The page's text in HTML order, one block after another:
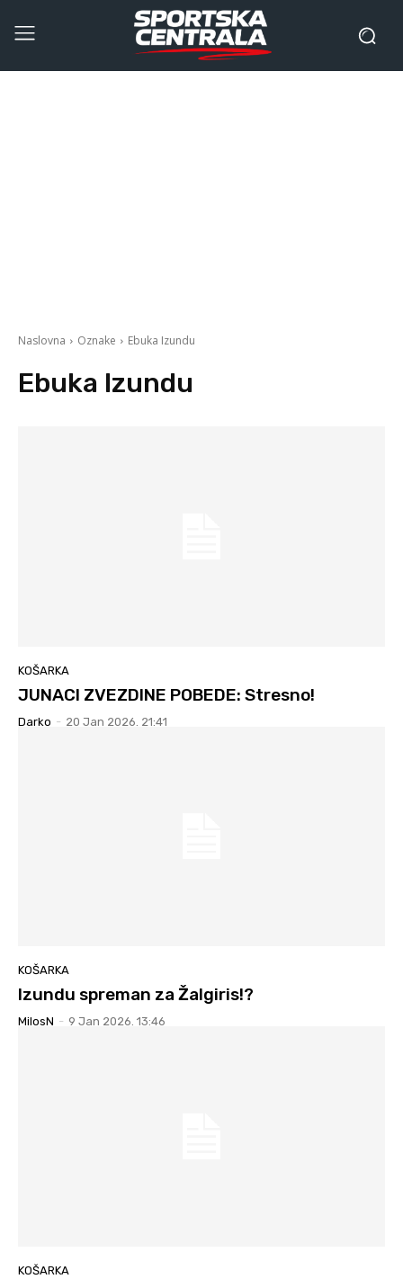
Naslovna Oznake Ebuka Izundu
Ebuka Izundu
KOŠARKA
JUNACI ZVEZDINE POBEDE: Stresno!
Darko - 20 Jan 2026. 21:41
KOŠARKA
Izundu spreman za Žalgiris!?
MilosN - 9 Jan 2026. 13:46
KOŠARKA